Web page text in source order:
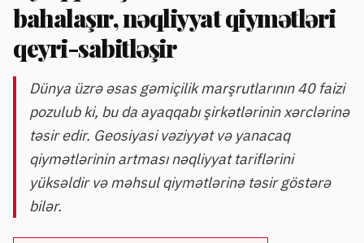
bahalaşır, nəqliyyat qiymətləri
qeyri-sabitləşir
Dünya üzrə əsas gəmiçilik marşrutlarının 40 faizi
pozulub ki, bu da ayaqqabı şirkətlərinin xərclərinə
təsir edir. Geosiyasi vəziyyət və yanacaq
qiymətlərinin artması nəqliyyat tariflərini
yüksəldir və məhsul qiymətlərinə təsir göstərə
bilər.